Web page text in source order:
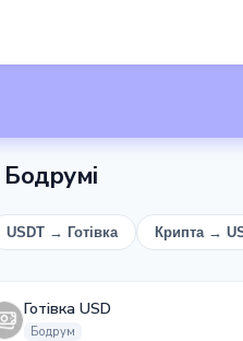
USDT → Готівка Крипта →
Готівка USD
Бодрум